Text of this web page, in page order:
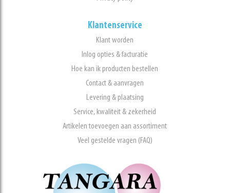
Klantenservice
Klant worden
Inlog opties & facturatie
Hoe kan ik producten bestellen
Contact & aanvragen
Levering & plaatsing
Service, kwaliteit & zekerheid
Artikelen toevoegen aan assortiment
Veel gestelde vragen (FAQ)